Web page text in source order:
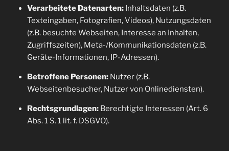
Verarbeitete Datenarten:Inhaltsdaten (z.B.
Texteingaben, Fotografien, Videos), Nutzungsdaten
(z.B. besuchte Webseiten, Interesse an Inhalten,
Zugriffszeiten), Meta-/Kommunikationsdaten (z.B.
Geräte-Informationen, IP-Adressen).
Betroffene Personen:Nutzer (z.B.
Webseitenbesucher, Nutzer von Onlinediensten).
Rechtsgrundlagen:Berechtigte Interessen (Art. 6
Abs. 1 S. 1 lit. f. DSGVO).